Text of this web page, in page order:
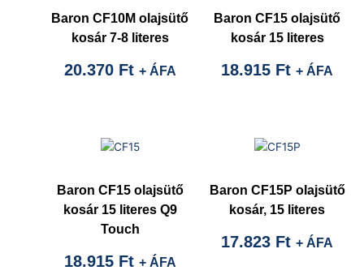
Baron CF10M olajsütő
kosár 7-8 literes
20.370 Ft + ÁFA
Baron CF15 olajsütő
kosár 15 literes
18.915 Ft + ÁFA
Baron CF15 olajsütő
kosár 15 literes Q9
Touch
18.915 Ft + ÁFA
Baron CF15P olajsütő
kosár, 15 literes
17.823 Ft + ÁFA